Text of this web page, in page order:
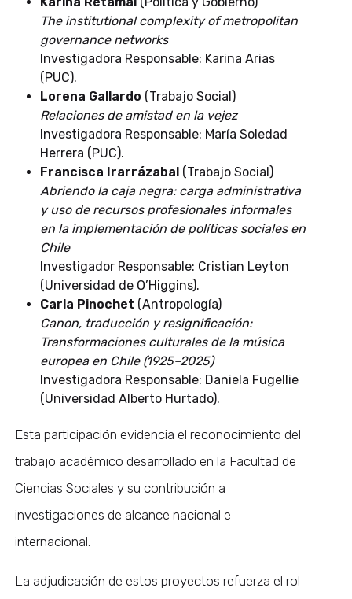
The institutional complexity of metropolitan
governance networks
Investigadora Responsable: Karina Arias
(PUC).
Lorena Gallardo (Trabajo Social)
Relaciones de amistad en la vejez
Investigadora Responsable: María Soledad
Herrera (PUC).
Francisca Irarrázabal (Trabajo Social)
Abriendo la caja negra: carga administrativa
y uso de recursos profesionales informales
en la implementación de políticas sociales en
Chile
Investigador Responsable: Cristian Leyton
(Universidad de O’Higgins).
Carla Pinochet (Antropología)
Canon, traducción y resignificación:
Transformaciones culturales de la música
europea en Chile (1925–2025)
Investigadora Responsable: Daniela Fugellie
(Universidad Alberto Hurtado).
Esta participación evidencia el reconocimiento del
trabajo académico desarrollado en la Facultad de
Ciencias Sociales y su contribución a
investigaciones de alcance nacional e
internacional.
La adjudicación de estos proyectos refuerza el rol